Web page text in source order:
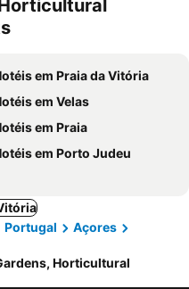
em Praia da Vitória
em Velas
em Praia
em Porto Judeu
Portugal
Açores
Horticultural